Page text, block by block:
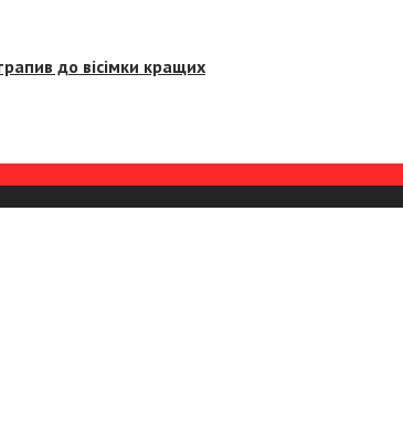
до вісімки кращих